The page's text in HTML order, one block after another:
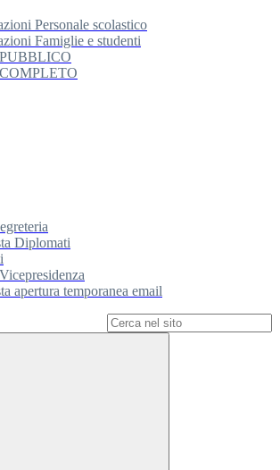
Personale scolastico
Famiglie e studenti
Diplomati
apertura temporanea email